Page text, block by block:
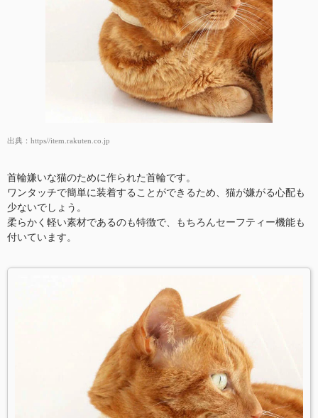
出典： https//item.rakuten.co.jp
首輪嫌いな猫のために作られた首輪です。
ワンタッチで簡単に装着することができるため、猫が嫌がる心配も
少ないでしょう。
柔らかく軽い素材であるのも特徴で、もちろんセーフティー機能も
付いています。